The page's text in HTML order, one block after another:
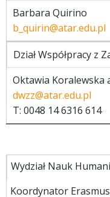
Barbara Quirino
b_quirin@atar.edu.pl
Dział Współpracy z
Oktawia Koralewska
dwzz@atar.edu.pl
T: 0048 14 6316 614